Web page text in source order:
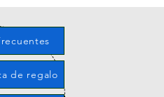
de regalo